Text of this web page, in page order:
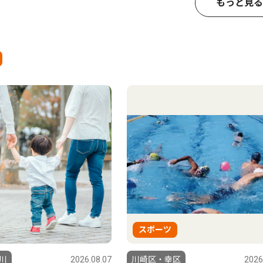
もっと見る
2026.08.07
スポーツ
川崎区・幸区